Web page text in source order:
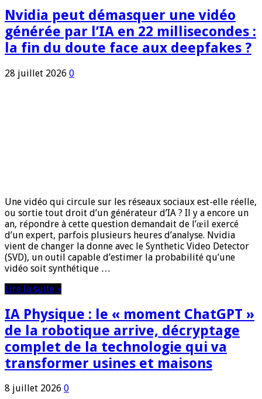
Nvidia peut démasquer une vidéo
générée par l’IA en 22 millisecondes :
la fin du doute face aux deepfakes ?
28 juillet 2026 0
Une vidéo qui circule sur les réseaux sociaux est-elle réelle,
ou sortie tout droit d’un générateur d’IA ? Il y a encore un
an, répondre à cette question demandait de l’œil exercé
d’un expert, parfois plusieurs heures d’analyse. Nvidia
vient de changer la donne avec le Synthetic Video Detector
(SVD), un outil capable d’estimer la probabilité qu’une
vidéo soit synthétique …
Lire la suite »
IA Physique : le « moment ChatGPT »
de la robotique arrive, décryptage
complet de la technologie qui va
transformer usines et maisons
8 juillet 2026 0